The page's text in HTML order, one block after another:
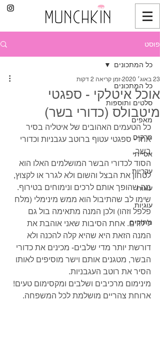
פוסט
כל המתכונים
סלטים ותוספות
מאפים
מרקים
אסייתי
עקריות
עוגות
עוגיות
מתוקים
כל המתכונים
אוכל איטלקי - ספגטי
מיטבולס (כדורי בשר)
23 באוג׳ 2020 זמן קריאה 2 דקות
כל הטעמים האהובים של איטליה בסיר
אחד- ספגטי עטוף ברוטב עגבניות וכדורי
בשר.
הסוד לכדורי הבשר המושלמים האלו הוא
לטחון את הבצל והשום ולא לגרר או לקצוץ,
מה שהופך אותם לרכים ונימוחים בטירוף.
שימו לב שהתיבול הוא ממש מינימלי (מלח
פלפל וזהו) ולכן המנה מתאימה בול גם
לילדים. אחת הסיבות שאני אוהבת את
המנה הזאת היא שהיא קלה להכנה ולא
דורשת יותר מדי שלבים- מכינים את כדורי
הבשר, מטגנים אותם וישר מוסיפים לאותו
הסיר את רוטב העגבניות.
מינימום מרכיבים ושלבים ומקסימום טעים!
ארוחת צהריים מושלמת לכל המשפחה.